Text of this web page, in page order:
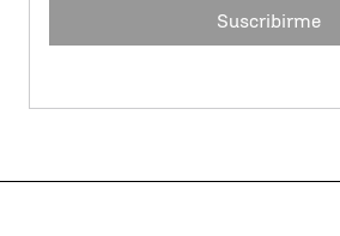
Suscribirme